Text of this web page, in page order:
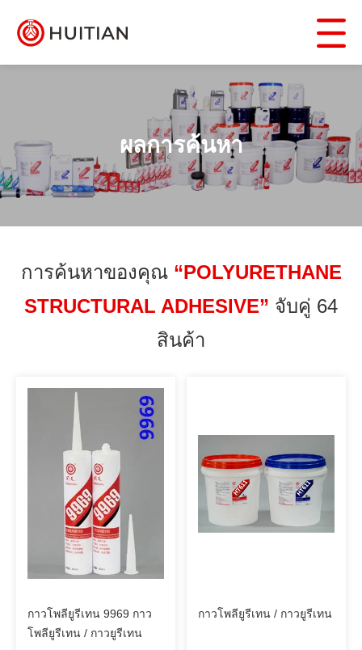
ผลการค้นหา
การค้นหาของคุณ “POLYURETHANE
STRUCTURAL ADHESIVE” จับคู่ 64
สินค้า
กาวโพลียูรีเทน 9969 กาว
โพลียูรีเทน / กาวยูรีเทน
กาวโพลียูรีเทน / กาวยูรีเทน